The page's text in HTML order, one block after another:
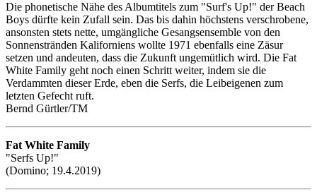
Die phonetische Nähe des Albumtitels zum "Surf's Up!" der Beach
Boys dürfte kein Zufall sein. Das bis dahin höchstens verschrobene,
ansonsten stets nette, umgängliche Gesangsensemble von den
Sonnenstränden Kaliforniens wollte 1971 ebenfalls eine Zäsur
setzen und andeuten, dass die Zukunft ungemütlich wird. Die Fat
White Family geht noch einen Schritt weiter, indem sie die
Verdammten dieser Erde, eben die Serfs, die Leibeigenen zum
letzten Gefecht ruft.
Bernd Gürtler/TM
Fat White Family
"Serfs Up!"
(Domino; 19.4.2019)